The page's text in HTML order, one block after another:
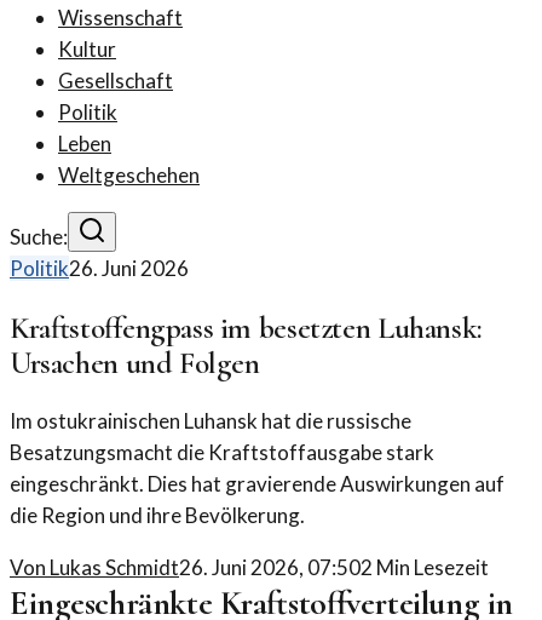
Wissenschaft
Kultur
Gesellschaft
Politik
Leben
Weltgeschehen
Suche:
Politik26. Juni 2026
Kraftstoffengpass im besetzten Luhansk:
Ursachen und Folgen
Im ostukrainischen Luhansk hat die russische
Besatzungsmacht die Kraftstoffausgabe stark
eingeschränkt. Dies hat gravierende Auswirkungen auf
die Region und ihre Bevölkerung.
Von Lukas Schmidt26. Juni 2026, 07:502 Min Lesezeit
Eingeschränkte Kraftstoffverteilung in